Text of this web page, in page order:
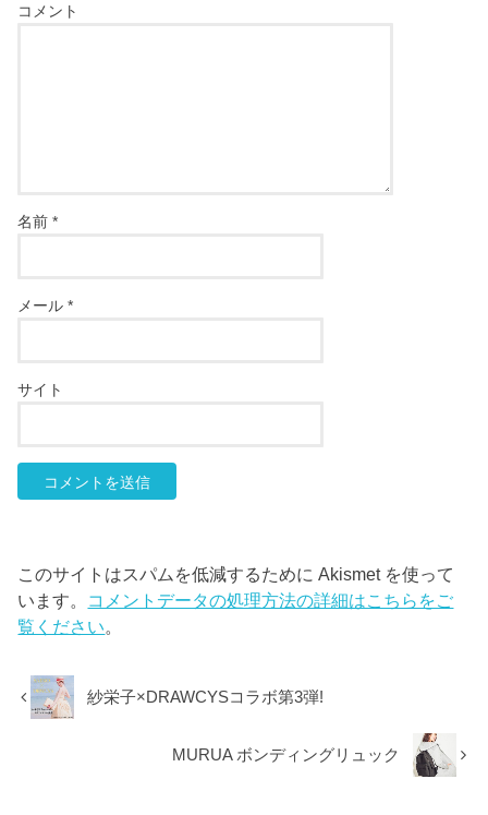
コメント
名前*
メール*
サイト
このサイトはスパムを低減するために Akismet を使って
います。 コメントデータの処理方法の詳細はこちらをご
覧ください。
紗栄子×DRAWCYSコラボ第3弾!
MURUA ボンディングリュック